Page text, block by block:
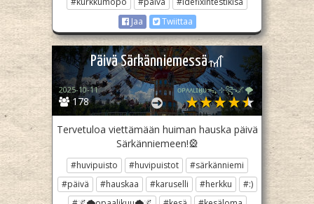
Jaa
Twiittaa
Päivä Särkänniemessä🎢
178
2025-10-11 ᴏᴘᴀᴀʟɪӄᴜᴜᯓ₊ ⊹꧂🌌🌪
Tervetuloa viettämään huiman hauska päivä
Särkänniemeen!🎡
#huvipuisto #huvipuistot
#särkänniemi
#päivä
#hauskaa #karuselli #herkku
#:)